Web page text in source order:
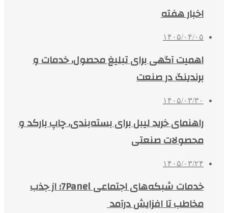
اخبار هفته
۱۴۰۵/۰۴/۰۵
اهمیت آگهی برای تبلیغ محصول، خدمات و
برندینگ در صنعت
۱۴۰۵/۰۳/۳۰
راهنمای خرید لیبل برای بسته‌بندی، چاپ بارکد و
محصولات صنعتی
۱۴۰۵/۰۳/۲۴
خدمات شبکه‌های اجتماعی 7Panel؛ از جذب
مخاطب تا افزایش درآمد